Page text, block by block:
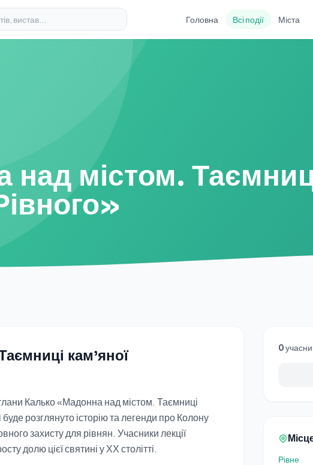
Головна Всі події Міста
над містом.
кам'яної
Калько «Мадонна над містом. Таємниці
розглянуто історію та легенди про Колону
захисту для рівнян. Учасники лекції
долю цієї святині у ХХ столітті.
0
Рівне